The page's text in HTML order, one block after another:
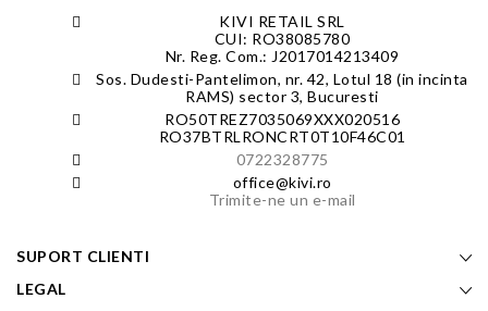
KIVI RETAIL SRL
CUI: RO38085780
Nr. Reg. Com.: J2017014213409
Sos. Dudesti-Pantelimon, nr. 42, Lotul 18 (in incinta
RAMS) sector 3, Bucuresti
RO50TREZ7035069XXX020516
RO37BTRLRONCRT0T10F46C01
0722328775
office@kivi.ro
Trimite-ne un e-mail
SUPORT CLIENTI
LEGAL